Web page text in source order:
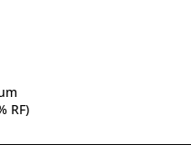
RF)